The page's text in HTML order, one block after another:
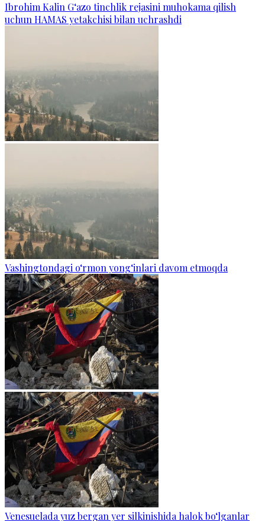
Ibrohim Kalin G‘azo tinchlik rejasini muhokama qilish
uchun HAMAS yetakchisi bilan uchrashdi
Vashingtondagi o‘rmon yong‘inlari davom etmoqda
Venesuelada yuz bergan yer silkinishida halok bo‘lganlar